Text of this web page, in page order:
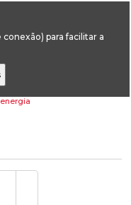
para facilitar a